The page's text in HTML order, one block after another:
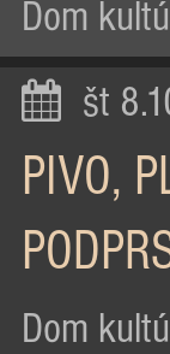
Dom
št
PIVO,
Dom